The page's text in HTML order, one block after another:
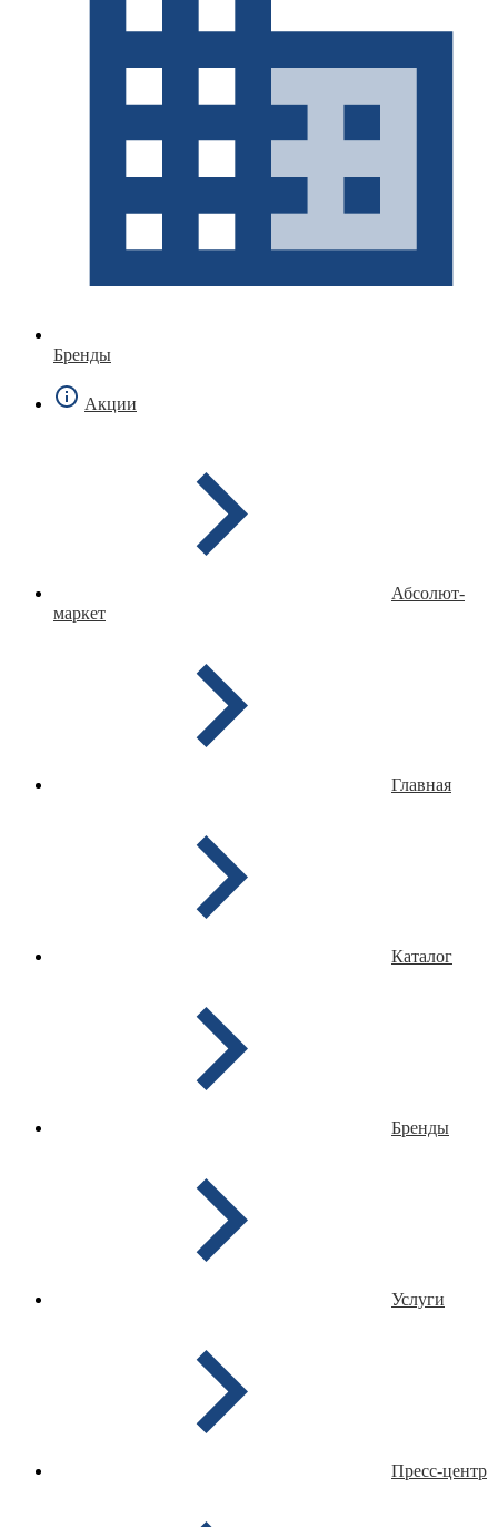
Бренды
Акции
Абсолют-
маркет
Главная
Каталог
Бренды
Услуги
Пресс-центр